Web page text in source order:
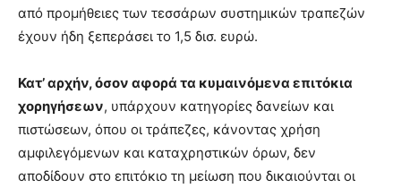
από προμήθειες των τεσσάρων συστημικών τραπεζών
έχουν ήδη ξεπεράσει το 1,5 δισ. ευρώ.
Κατ’ αρχήν, όσον αφορά τα κυμαινόμενα επιτόκια
χορηγήσεων, υπάρχουν κατηγορίες δανείων και
πιστώσεων, όπου οι τράπεζες, κάνοντας χρήση
αμφιλεγόμενων και καταχρηστικών όρων, δεν
αποδίδουν στο επιτόκιο τη μείωση που δικαιούνται οι